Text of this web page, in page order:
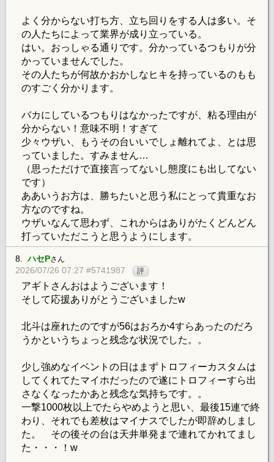
よく分からない打ち方、立ち回りをする人は多い。そ
の人たちによって業界が成り立っている。
はい。おっしゃる通りです。分かっているつもりが分
かっていませんでした。
その人たちが何故かおかしなヒキを持っているのもも
のすごく分かります。
バカにしているつもりはなかったですが、粘る理由が
分からない！意味不明！すぎて
少々ウザい、もうその台いいでしょ離れてよ、とは思
っていました。すみません…
（思っただけで直接言ってないし態度にも出してない
です）
ああいうお方は、勝ちたいと思う私にとって貴重なお
方なのですね。
ウザいなんて思わず、これからはありがたくどんどん
打っていただこうと思うようにします。
8.ハセPさん
2026/07/26 07:27 #5741987 評
アギトさんおはようございます！
そして応援ありがとうございましたw
北斗は座れたのですが56はおろか4すらあったのだろ
うかというちょっと残念な状況でした。。
少し強めなイベントの日はまずトロフィーカスタムは
してくれてたマイホだったので遂にトロフィーすら出
さなくなったかあと残念な気持ちです。。
一撃1000枚以上でたらやめようと思い、最後15連で終
わり、それでも差枚はマイナスでしたが即辞めしまし
た。 その後その台は天井単発まで連れてかれてまし
た・・・！w